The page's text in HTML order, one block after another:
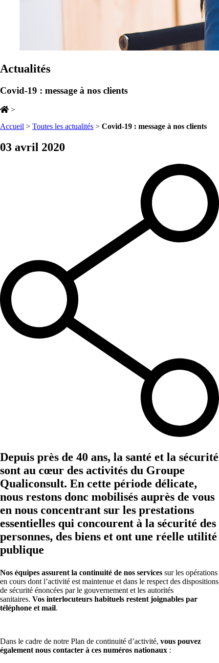
Actualités
Covid-19 : message à nos clients
>
Accueil > Toutes les actualités > Covid-19 : message à nos clients
03 avril 2020
Depuis près de 40 ans, la santé et la sécurité
sont au cœur des activités du Groupe
Qualiconsult. En cette période délicate,
nous restons donc mobilisés auprès de vous
en nous concentrant sur les prestations
essentielles qui concourent à la sécurité des
personnes, des biens et ont une réelle utilité
publique
Nos équipes assurent la continuité de nos services sur les opérations
en cours dont l’activité est maintenue et dans le respect des dispositions
de sécurité énoncées par le gouvernement et les autorités
sanitaires. Vos interlocuteurs habituels restent joignables par
téléphone et mail.
Dans le cadre de notre Plan de continuité d’activité, vous pouvez
également nous contacter à ces numéros nationaux :